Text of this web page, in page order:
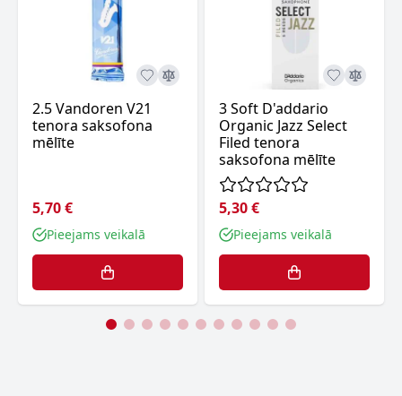
2.5 Vandoren V21
tenora saksofona
mēlīte
5,70 €
Pieejams veikalā
3 Soft D'addario
Organic Jazz Select
Filed tenora
saksofona mēlīte
5,30 €
Pieejams veikalā